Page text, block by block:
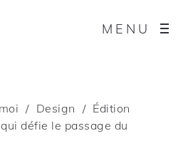
MENU
Design
Édition
défie le passage du